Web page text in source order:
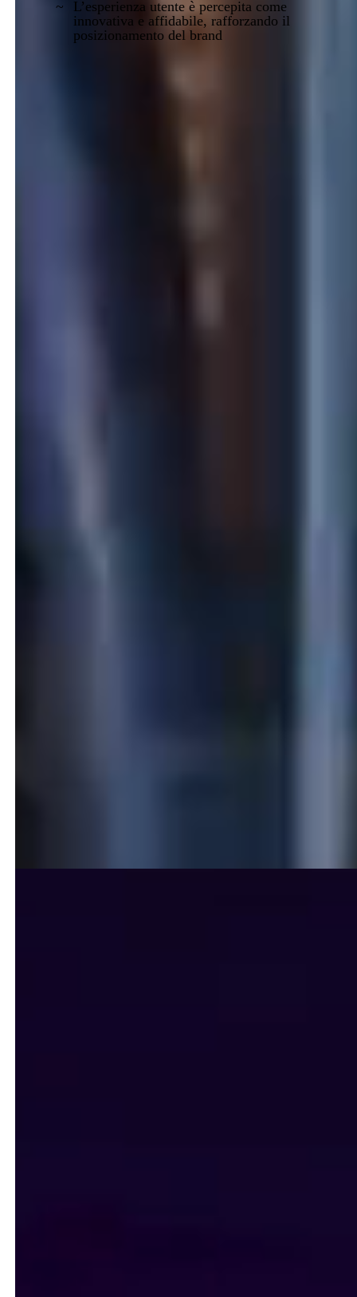
L’esperienza utente è percepita come
innovativa e affidabile, rafforzando il
posizionamento del brand